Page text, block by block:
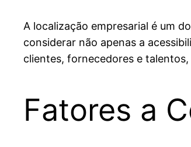
A localização empresarial é um
considerar não apenas a
clientes, fornecedores e
Fatores a